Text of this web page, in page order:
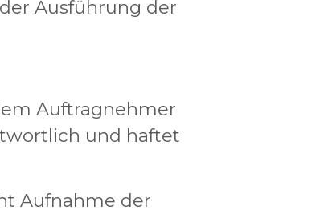
Ausführung der
Auftragnehmer
und haftet
Aufnahme der